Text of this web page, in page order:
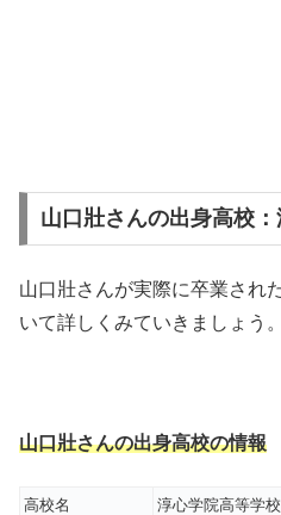
山口壯さんの出身高校
山口壯さんが実際に卒業され
いて詳しくみていきましょう。
山口壯さんの出身高校の情報
高校名
淳心学院高等学校